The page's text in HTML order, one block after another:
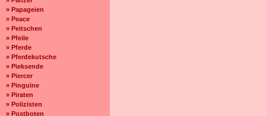
» Papageien
» Peace
» Peitschen
» Pfeile
» Pferde
» Pferdekutsche
» Pieksende
» Piercer
» Pinguine
» Piraten
» Polizisten
» Postboten